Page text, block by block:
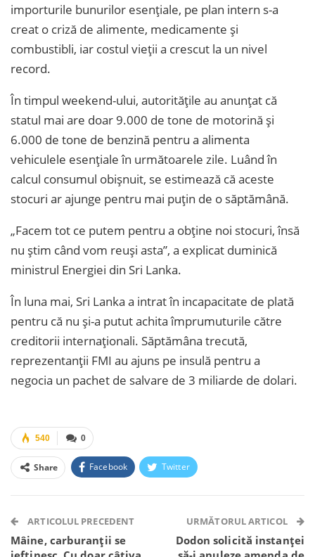
importurile bunurilor esențiale, pe plan intern s-a
creat o criză de alimente, medicamente și
combustibli, iar costul vieții a crescut la un nivel
record.
În timpul weekend-ului, autoritățile au anunțat că
statul mai are doar 9.000 de tone de motorină și
6.000 de tone de benzină pentru a alimenta
vehiculele esențiale în următoarele zile. Luând în
calcul consumul obișnuit, se estimează că aceste
stocuri ar ajunge pentru mai puțin de o săptămână.
„Facem tot ce putem pentru a obține noi stocuri, însă
nu știm când vom reuși asta”, a explicat duminică
ministrul Energiei din Sri Lanka.
În luna mai, Sri Lanka a intrat în incapacitate de plată
pentru că nu și-a putut achita împrumuturile către
creditorii internaționali. Săptămâna trecută,
reprezentanții FMI au ajuns pe insulă pentru a
negocia un pachet de salvare de 3 miliarde de dolari.
0
540
Share Facebook Twitter
Telegram WhatsApp Viber
ARTICOLUL PRECEDENT
Mâine, carburanții se
URMĂTORUL ARTICOL
Dodon solicită instanței